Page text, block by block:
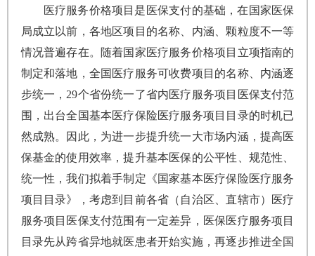
医疗服务价格项目是医保支付的基础，在国家医保
局成立以前，各地区项目的名称、内涵、颗粒度不一等
情况普遍存在。随着国家医疗服务价格项目立项指南的
制定和落地，全国医疗服务可收费项目的名称、内涵逐
步统一，29个省份统一了省内医疗服务项目医保支付范
围，出台全国基本医疗保险医疗服务项目目录的时机已
然成熟。因此，为进一步提升统一大市场内涵，提高医
保基金的使用效率，提升基本医保的公平性、规范性、
统一性，我们拟着手制定《国家基本医疗保险医疗服务
项目目录》，考虑到目前各省（自治区、直辖市）医疗
服务项目医保支付范围有一定差异，医保医疗服务项目
目录先从跨省异地就医患者开始实施，再逐步推进全国